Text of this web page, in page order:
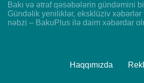
Bakı və ətraf qəsəbələrin gündəmini
Gündəlik yeniliklər, eksklüziv xəbərlər
nəbzi – BakuPlus ilə daim xəbərdar
Haqqımızda